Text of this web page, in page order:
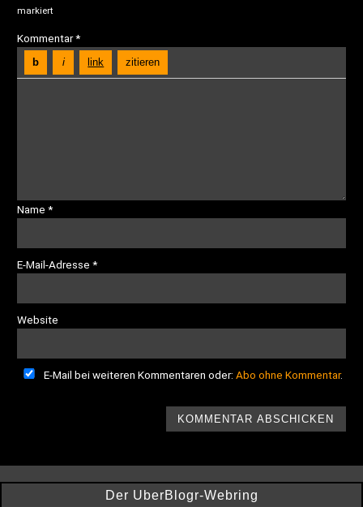
markiert
Kommentar*
Name*
E-Mail-Adresse*
Website
E-Mail bei weiteren Kommentaren oder:Abo ohne Kommentar.
Der UberBlogr-Webring